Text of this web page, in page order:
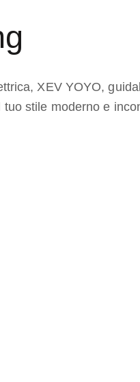
XEV YOYO,
stile moderno e